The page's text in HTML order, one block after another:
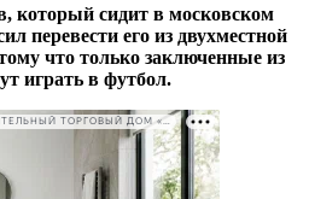
который сидит в московском
перевести его из двухместной
что только заключенные из
играть в футбол.
РЕКЛАМА • ООО СТРОИТЕЛЬНЫЙ ТОРГОВЫЙ ДОМ «ПЕТРОВИЧ». ИНН: 7802348846